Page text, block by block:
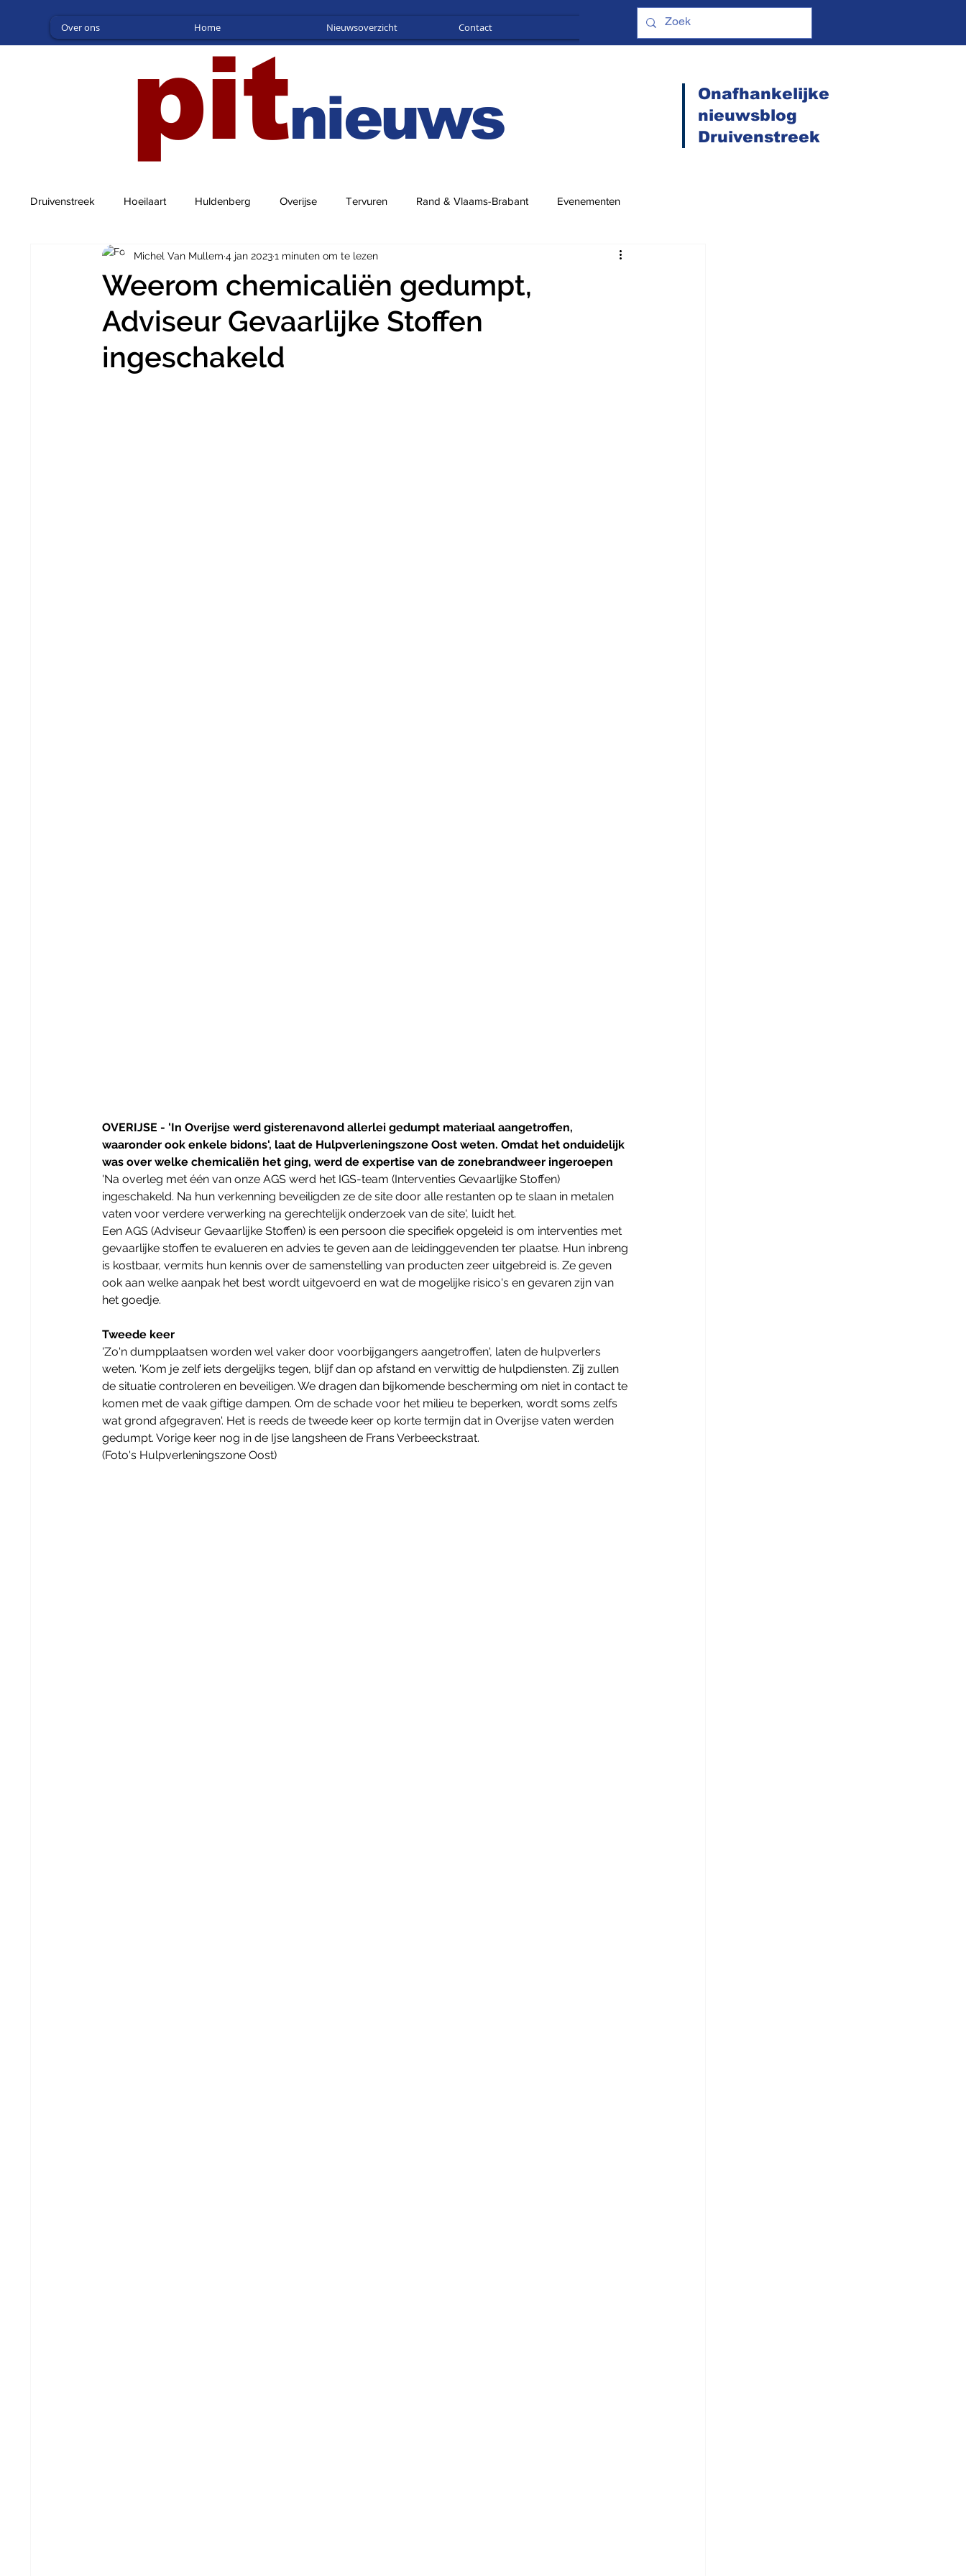
Over ons Home Nieuwsoverzicht Contact
pitnieuws
Onafhankelijke
nieuwsblog
Druivenstreek
Druivenstreek Hoeilaart Huldenberg Overijse Tervuren Rand & Vlaams-Brabant Evenementen
Weerom chemicaliën gedumpt,
Adviseur Gevaarlijke Stoffen
ingeschakeld
Michel Van Mullem 4 jan 20231 minuten om te lezen
OVERIJSE - 'In Overijse werd gisterenavond allerlei gedumpt materiaal aangetroffen,
waaronder ook enkele bidons', laat de Hulpverleningszone Oost weten. Omdat het onduidelijk
was over welke chemicaliën het ging, werd de expertise van de zonebrandweer ingeroepen
'Na overleg met één van onze AGS werd het IGS-team (Interventies Gevaarlijke Stoffen)
ingeschakeld. Na hun verkenning beveiligden ze de site door alle restanten op te slaan in metalen
vaten voor verdere verwerking na gerechtelijk onderzoek van de site', luidt het.
Een AGS (Adviseur Gevaarlijke Stoffen) is een persoon die specifiek opgeleid is om interventies met
gevaarlijke stoffen te evalueren en advies te geven aan de leidinggevenden ter plaatse. Hun inbreng
is kostbaar, vermits hun kennis over de samenstelling van producten zeer uitgebreid is. Ze geven
ook aan welke aanpak het best wordt uitgevoerd en wat de mogelijke risico's en gevaren zijn van
het goedje.
Tweede keer
'Zo'n dumpplaatsen worden wel vaker door voorbijgangers aangetroffen', laten de hulpverlers
weten. 'Kom je zelf iets dergelijks tegen, blijf dan op afstand en verwittig de hulpdiensten. Zij zullen
de situatie controleren en beveiligen. We dragen dan bijkomende bescherming om niet in contact te
komen met de vaak giftige dampen. Om de schade voor het milieu te beperken, wordt soms zelfs
wat grond afgegraven'. Het is reeds de tweede keer op korte termijn dat in Overijse vaten werden
gedumpt. Vorige keer nog in de Ijse langsheen de Frans Verbeeckstraat.
(Foto's Hulpverleningszone Oost)